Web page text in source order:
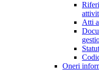
Atti
Oneri